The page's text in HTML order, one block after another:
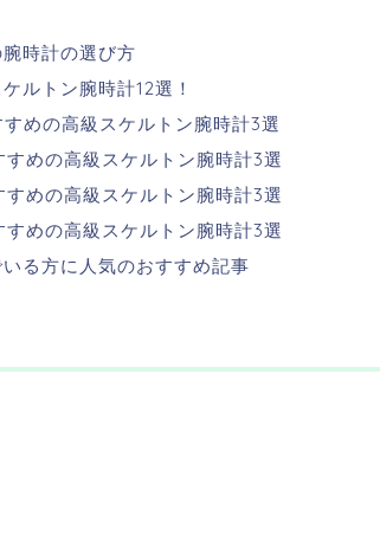
時計の選び方
ルトン腕時計12選！
めの高級スケルトン腕時計3選
めの高級スケルトン腕時計3選
めの高級スケルトン腕時計3選
めの高級スケルトン腕時計3選
る方に人気のおすすめ記事